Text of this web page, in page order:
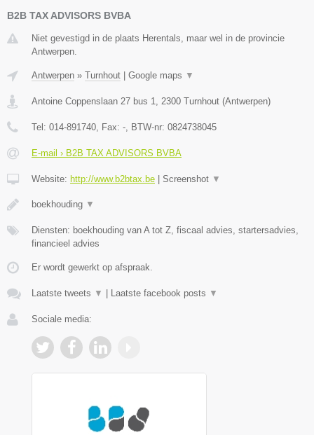
B2B TAX ADVISORS BVBA
Niet gevestigd in de plaats Herentals, maar wel in de provincie
Antwerpen.
Antwerpen » Turnhout Google maps ▼
Antoine Coppenslaan 27 bus 1, 2300 Turnhout (Antwerpen)
Tel: 014-891740, Fax: -, BTW-nr: 0824738045
E-mail › B2B TAX ADVISORS BVBA
Website: http://www.b2btax.be Screenshot ▼
boekhouding ▼
Diensten: boekhouding van A tot Z, fiscaal advies, startersadvies,
financieel advies
Er wordt gewerkt op afspraak.
Laatste tweets ▼ Laatste facebook posts ▼
Sociale media: